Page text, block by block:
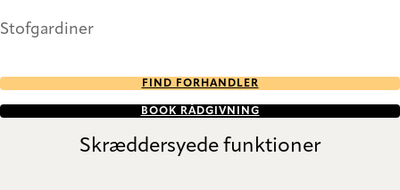
Stofgardiner
FIND FORHANDLER
BOOK RÅDGIVNING
Skræddersyede funktioner